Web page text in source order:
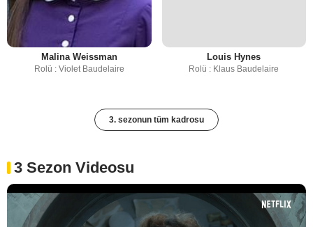
Malina Weissman
Rolü : Violet Baudelaire
Louis Hynes
Rolü : Klaus Baudelaire
3. sezonun tüm kadrosu
3 Sezon Videosu